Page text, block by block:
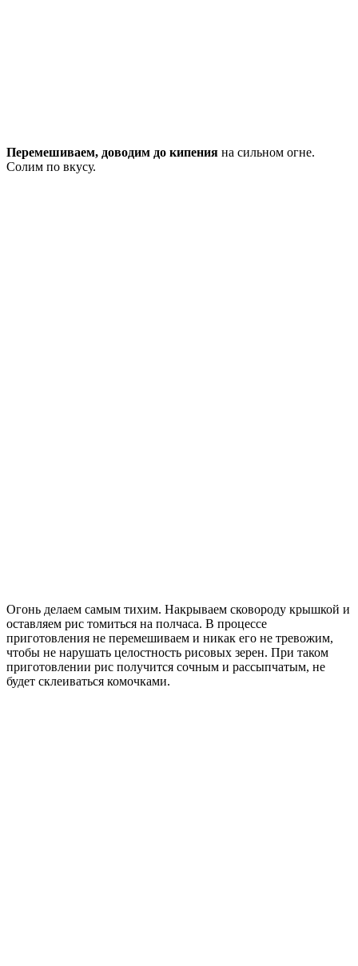
Перемешиваем, доводим до кипения на сильном огне.
Солим по вкусу.
Огонь делаем самым тихим. Накрываем сковороду крышкой и
оставляем рис томиться на полчаса. В процессе
приготовления не перемешиваем и никак его не тревожим,
чтобы не нарушать целостность рисовых зерен. При таком
приготовлении рис получится сочным и рассыпчатым, не
будет склеиваться комочками.